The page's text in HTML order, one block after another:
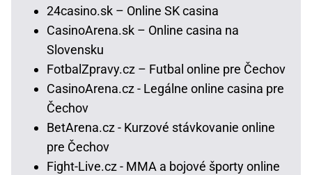
24casino.sk – Online SK casina
CasinoArena.sk – Online casina na
Slovensku
FotbalZpravy.cz – Futbal online pre Čechov
CasinoArena.cz - Legálne online casina pre
Čechov
BetArena.cz - Kurzové stávkovanie online
pre Čechov
Fight-Live.cz - MMA a bojové športy online